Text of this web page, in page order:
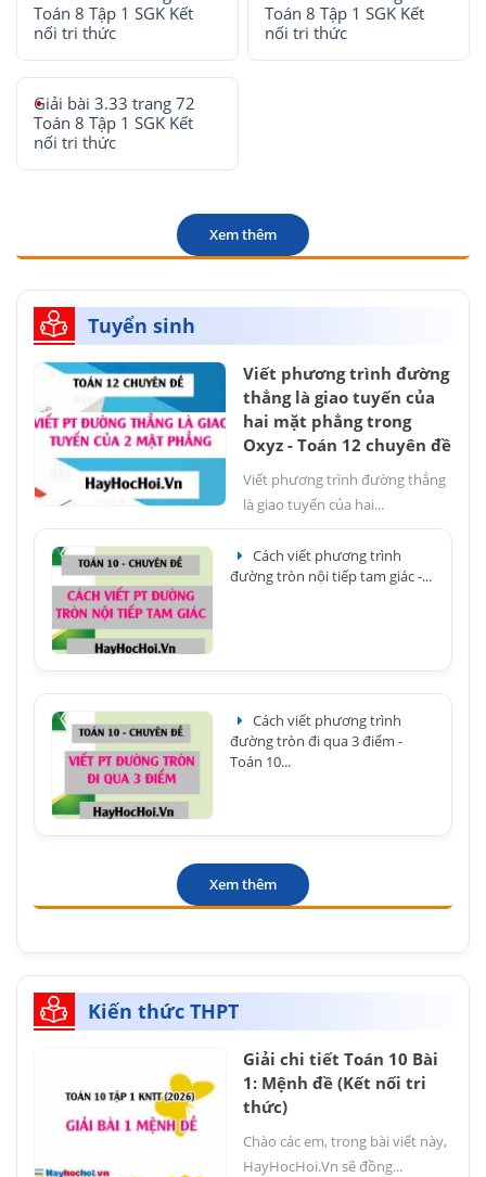
Toán 8 Tập 1 SGK Kết
nối tri thức
Toán 8 Tập 1 SGK Kết
nối tri thức
Giải bài 3.33 trang 72
Toán 8 Tập 1 SGK Kết
nối tri thức
Xem thêm
Tuyển sinh
Viết phương trình đường
thẳng là giao tuyến của
hai mặt phẳng trong
Oxyz - Toán 12 chuyên đề
Viết phương trình đường thẳng
là giao tuyến của hai...
Cách viết phương trình
đường tròn nội tiếp tam giác -...
Cách viết phương trình
đường tròn đi qua 3 điểm -
Toán 10...
Xem thêm
Kiến thức THPT
Giải chi tiết Toán 10 Bài
1: Mệnh đề (Kết nối tri
thức)
Chào các em, trong bài viết này,
HayHocHoi.Vn sẽ đồng...